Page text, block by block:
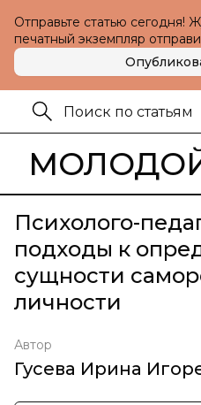
Отправьте статью сегодня!
печатный экземпляр
Психолого-
подходы к
сущности
личности
Автор
Гусева Ирина